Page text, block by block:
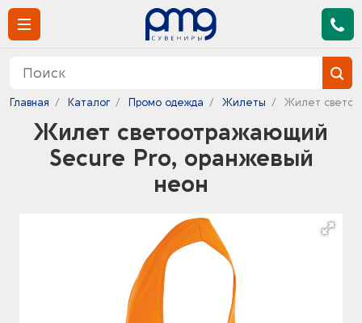
Главная Каталог Промо одежда Жилеты Жилет
Жилет светоотражающий
Secure Pro, оранжевый
неон